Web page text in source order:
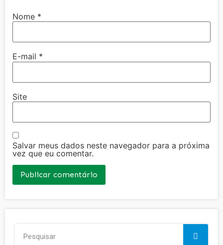
Nome *
E-mail *
Site
Salvar meus dados neste navegador para a próxima
vez que eu comentar.